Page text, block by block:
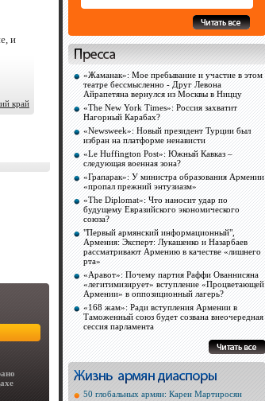
и
край
«Жаманак»: Мое пребывание и участие в этом
театре бессмысленно - Друг Левона
Айрапетяна вернулся из Москвы в Ниццу
«The New York Times»: Россия захватит
Нагорный Карабах?
«Newsweek»: Новый президент Турции был
избран на платформе ненависти
«Le Huffington Post»: Южный Кавказ –
следующая военная зона?
«Грапарак»: У министра образования Армении
«пропал прежний энтузиазм»
«The Diplomat»: Что наносит удар по
будущему Евразийского экономического
союза?
"Первый армянский информационный",
Армения: Эксперт: Лукашенко и Назарбаев
рассматривают Армению в качестве «лишнего
рта»
«Аравот»: Почему партия Раффи Ованнисяна
«легитимизирует» вступление «Процветающей
Армении» в оппозиционный лагерь?
«168 жам»: Ради вступления Армении в
Таможенный союз будет созвана внеочередная
сессия парламента
50 глобальных армян: Карен Мартиросян